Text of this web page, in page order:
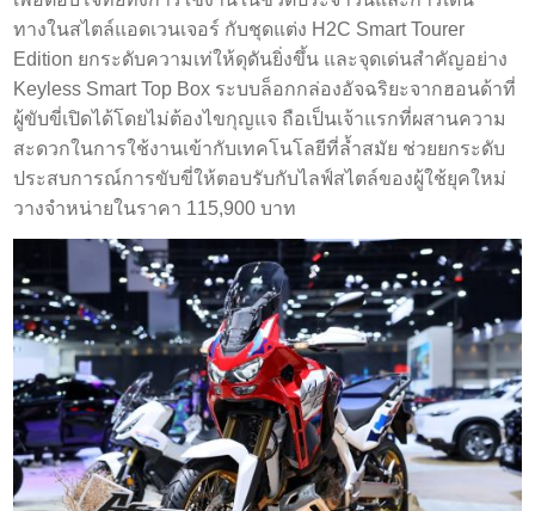
ทางในสไตล์แอดเวนเจอร์ กับชุดแต่ง H2C Smart Tourer
Edition ยกระดับความเท่ให้ดุดันยิ่งขึ้น และจุดเด่นสำคัญอย่าง
Keyless Smart Top Box ระบบล็อกกล่องอัจฉริยะจากฮอนด้าที่
ผู้ขับขี่เปิดได้โดยไม่ต้องไขกุญแจ ถือเป็นเจ้าแรกที่ผสานความ
สะดวกในการใช้งานเข้ากับเทคโนโลยีที่ล้ำสมัย ช่วยยกระดับ
ประสบการณ์การขับขี่ให้ตอบรับกับไลฟ์สไตล์ของผู้ใช้ยุคใหม่
วางจำหน่ายในราคา 115,900 บาท